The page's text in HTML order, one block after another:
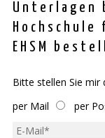
Unterlagen
EHSM
Bitte stellen Sie mir
per Mail
per
E-